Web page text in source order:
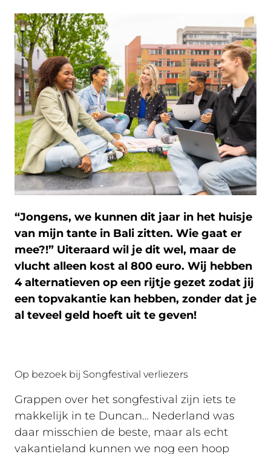
“Jongens, we kunnen dit jaar in het huisje
van mijn tante in Bali zitten. Wie gaat er
mee?!” Uiteraard wil je dit wel, maar de
vlucht alleen kost al 800 euro. Wij hebben
4 alternatieven op een rijtje gezet zodat jij
een topvakantie kan hebben, zonder dat je
al teveel geld hoeft uit te geven!
Op bezoek bij Songfestival verliezers
Grappen over het songfestival zijn iets te
makkelijk in te Duncan… Nederland was
daar misschien de beste, maar als echt
vakantieland kunnen we nog een hoop